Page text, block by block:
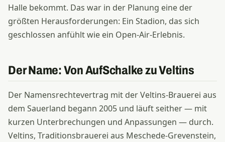
Halle bekommt. Das war in der Planung eine der
größten Herausforderungen: Ein Stadion, das sich
geschlossen anfühlt wie ein Open-Air-Erlebnis.
Der Name: Von AufSchalke zu Veltins
Der Namensrechtevertrag mit der Veltins-Brauerei aus
dem Sauerland begann 2005 und läuft seither — mit
kurzen Unterbrechungen und Anpassungen — durch.
Veltins, Traditionsbrauerei aus Meschede-Grevenstein,